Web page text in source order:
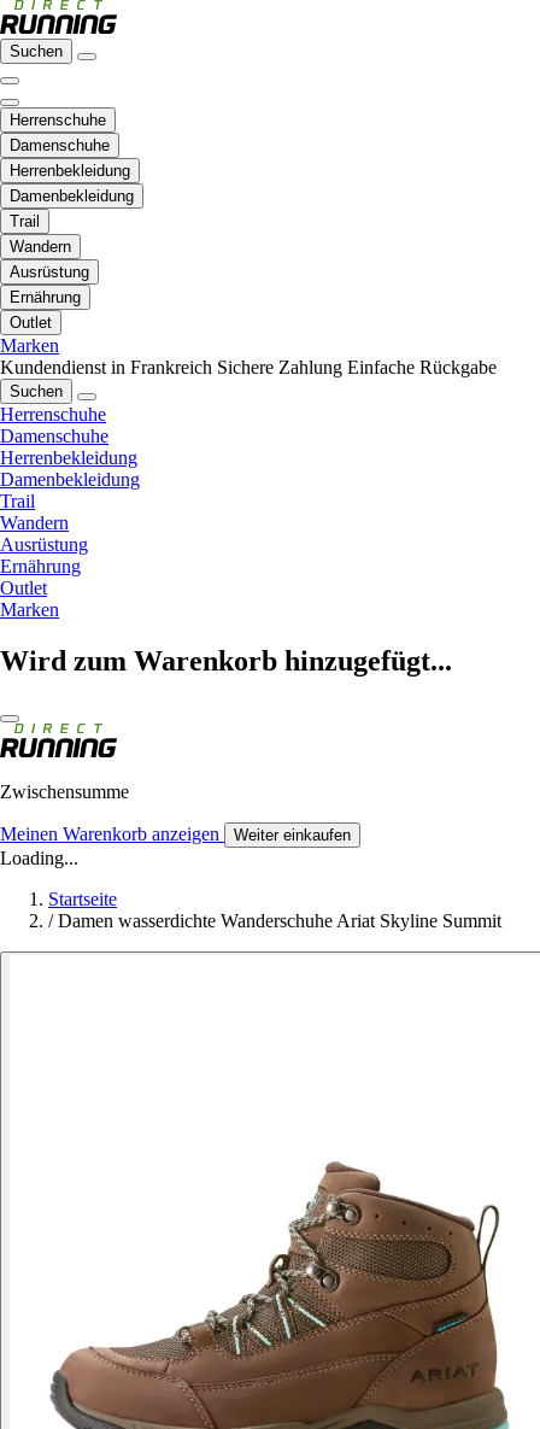
Suchen
Herrenschuhe
Damenschuhe
Herrenbekleidung
Damenbekleidung
Trail
Wandern
Ausrüstung
Ernährung
Outlet
Marken
Kundendienst in Frankreich Sichere Zahlung Einfache Rückgabe
Suchen
Herrenschuhe
Damenschuhe
Herrenbekleidung
Damenbekleidung
Trail
Wandern
Ausrüstung
Ernährung
Outlet
Marken
Wird zum Warenkorb hinzugefügt...
Zwischensumme
Meinen Warenkorb anzeigen Weiter einkaufen
Loading...
Startseite
/ Damen wasserdichte Wanderschuhe Ariat Skyline Summit